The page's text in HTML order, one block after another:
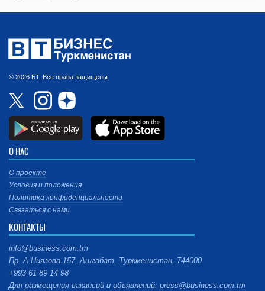
© 2026 БТ. Все права защищены.
О НАС
О проекте
Условия и положения
Политика конфиденциальности
Связаться с нами
КОНТАКТЫ
info@business.com.tm
Пр. А.Ниязова 157, Ашгабат, Туркменистан, 744000
+993 61 89 14 98
Для размещения вакансий и объявлений: press@business.com.tm